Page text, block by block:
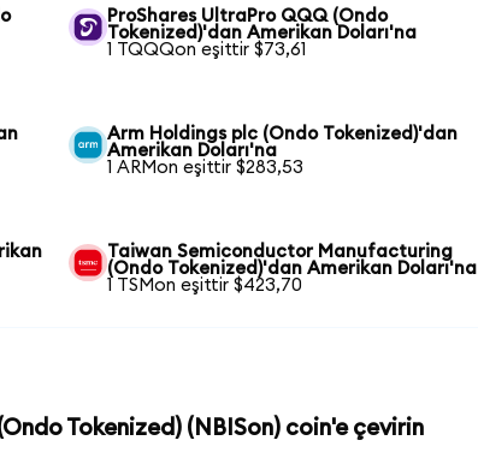
ProShares UltraPro QQQ (Ondo
Tokenized)'dan Amerikan Doları'na
1 TQQQon eşittir $73,61
Arm Holdings plc (Ondo Tokenized)'dan
Amerikan Doları'na
1 ARMon eşittir $283,53
Taiwan Semiconductor Manufacturing
(Ondo Tokenized)'dan Amerikan Doları'na
1 TSMon eşittir $423,70
Tokenized) (NBISon) coin'e çevirin